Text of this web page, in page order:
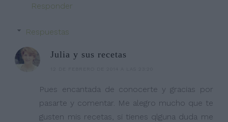
Responder
Respuestas
Julia y sus recetas
Pues encantada de conocerte y gracias por
pasarte y comentar. Me alegro mucho que te
gusten mis recetas, si tienes qlguna duda me